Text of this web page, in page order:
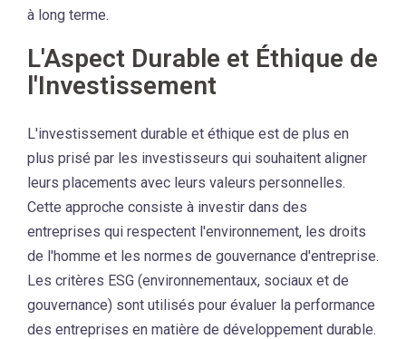
à long terme.
L'Aspect Durable et Éthique de
l'Investissement
L'investissement durable et éthique est de plus en
plus prisé par les investisseurs qui souhaitent aligner
leurs placements avec leurs valeurs personnelles.
Cette approche consiste à investir dans des
entreprises qui respectent l'environnement, les droits
de l'homme et les normes de gouvernance d'entreprise.
Les critères ESG (environnementaux, sociaux et de
gouvernance) sont utilisés pour évaluer la performance
des entreprises en matière de développement durable.